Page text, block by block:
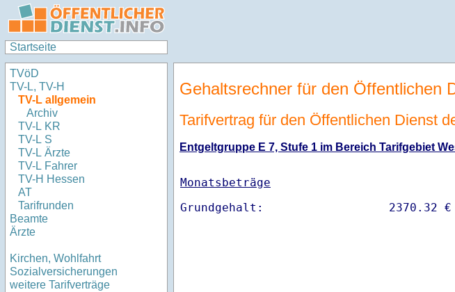
Startseite
TVöD
TV-L, TV-H
TV-L allgemein
Archiv
TV-L KR
TV-L S
TV-L Ärzte
TV-L Fahrer
TV-H Hessen
AT
Tarifrunden
Beamte
Ärzte
Kirchen, Wohlfahrt
Sozialversicherungen
weitere Tarifverträge
Gehaltsrechner für den Öffentlichen
Tarifvertrag für den Öffentlichen Dienst
Entgeltgruppe E 7, Stufe 1 im Bereich Tarifgebiet
Monatsbeträge